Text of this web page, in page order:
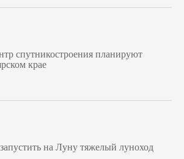
спутникостроения планируют
крае
на Луну тяжелый луноход